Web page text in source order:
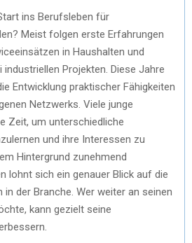
ins Berufsleben für
Meist folgen erste Erfahrungen
in Haushalten und
Projekten. Diese Jahre
Entwicklung praktischer Fähigkeiten
Netzwerks. Viele junge
Zeit, um unterschiedliche
und ihre Interessen zu
Hintergrund zunehmend
lohnt sich ein genauer Blick auf die
in der Branche. Wer weiter an seinen
kann gezielt seine